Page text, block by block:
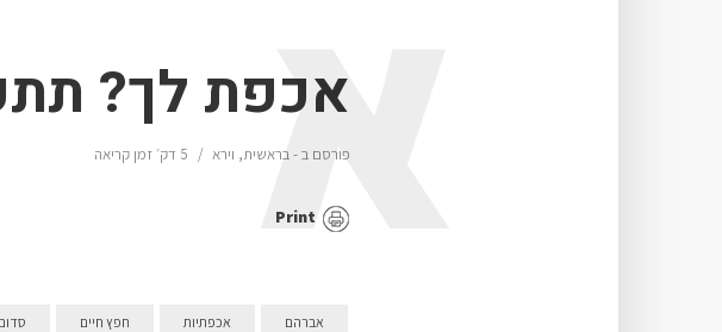
אכפת לך?
פורסם ב -בראשית, וירא 5 דק׳ זמן קריאה א
Print
אברהם אכפתיות חפץ חיים